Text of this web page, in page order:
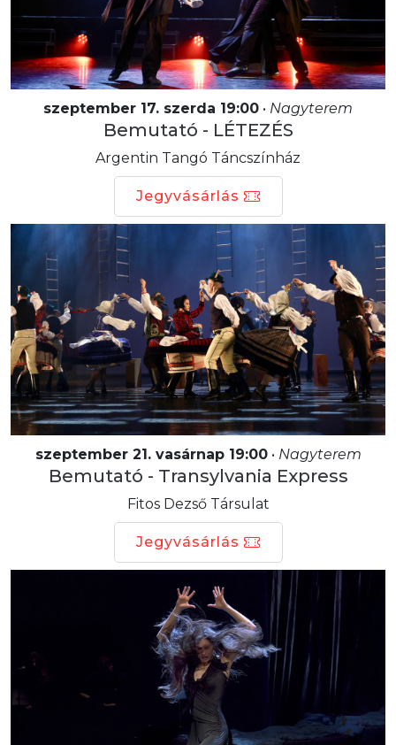
szeptember 17. szerda 19:00 • Nagyterem
Bemutató - LÉTEZÉS
Argentin Tangó Táncszínház
Jegyvásárlás
szeptember 21. vasárnap 19:00• Nagyterem
Bemutató - Transylvania Express
Fitos Dezső Társulat
Jegyvásárlás